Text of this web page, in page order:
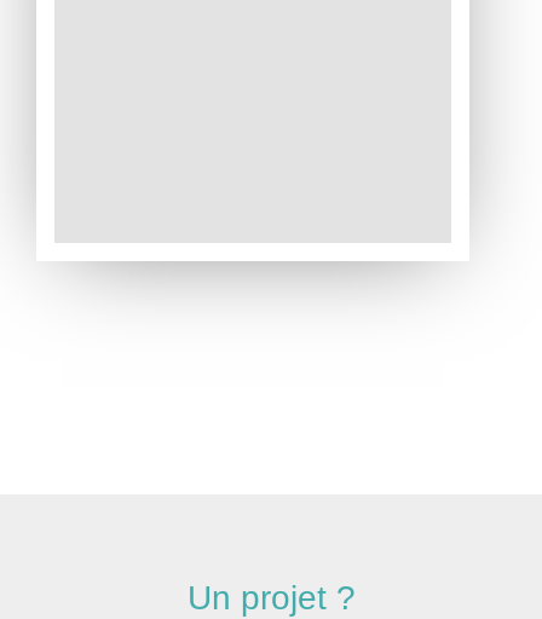
Un projet ?